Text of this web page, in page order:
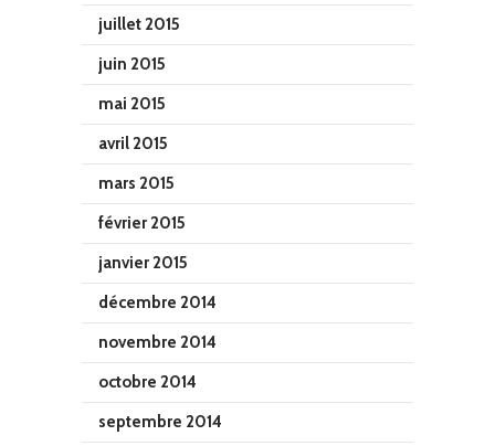
juillet 2015
juin 2015
mai 2015
avril 2015
mars 2015
février 2015
janvier 2015
décembre 2014
novembre 2014
octobre 2014
septembre 2014